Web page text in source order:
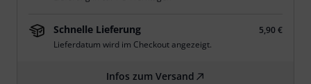
Schnelle Lieferung
5,90 €
Lieferdatum wird im Checkout angezeigt.
Infos zum Versand